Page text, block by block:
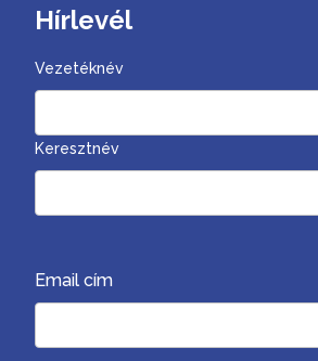
Hírlevél
Vezetéknév
Keresztnév
Email cím